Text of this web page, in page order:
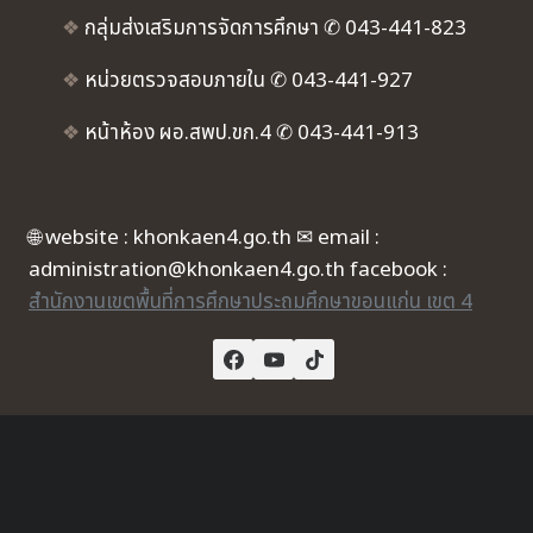
❖ กลุ่มส่งเสริมการจัดการศึกษา ✆ 043-441-823
❖ หน่วยตรวจสอบภายใน ✆ 043-441-927
❖ หน้าห้อง ผอ.สพป.ขก.4 ✆ 043-441-913
🌐 website : khonkaen4.go.th ✉ email :
administration@khonkaen4.go.th facebook :
สำนักงานเขตพื้นที่การศึกษาประถมศึกษาขอนแก่น เขต 4